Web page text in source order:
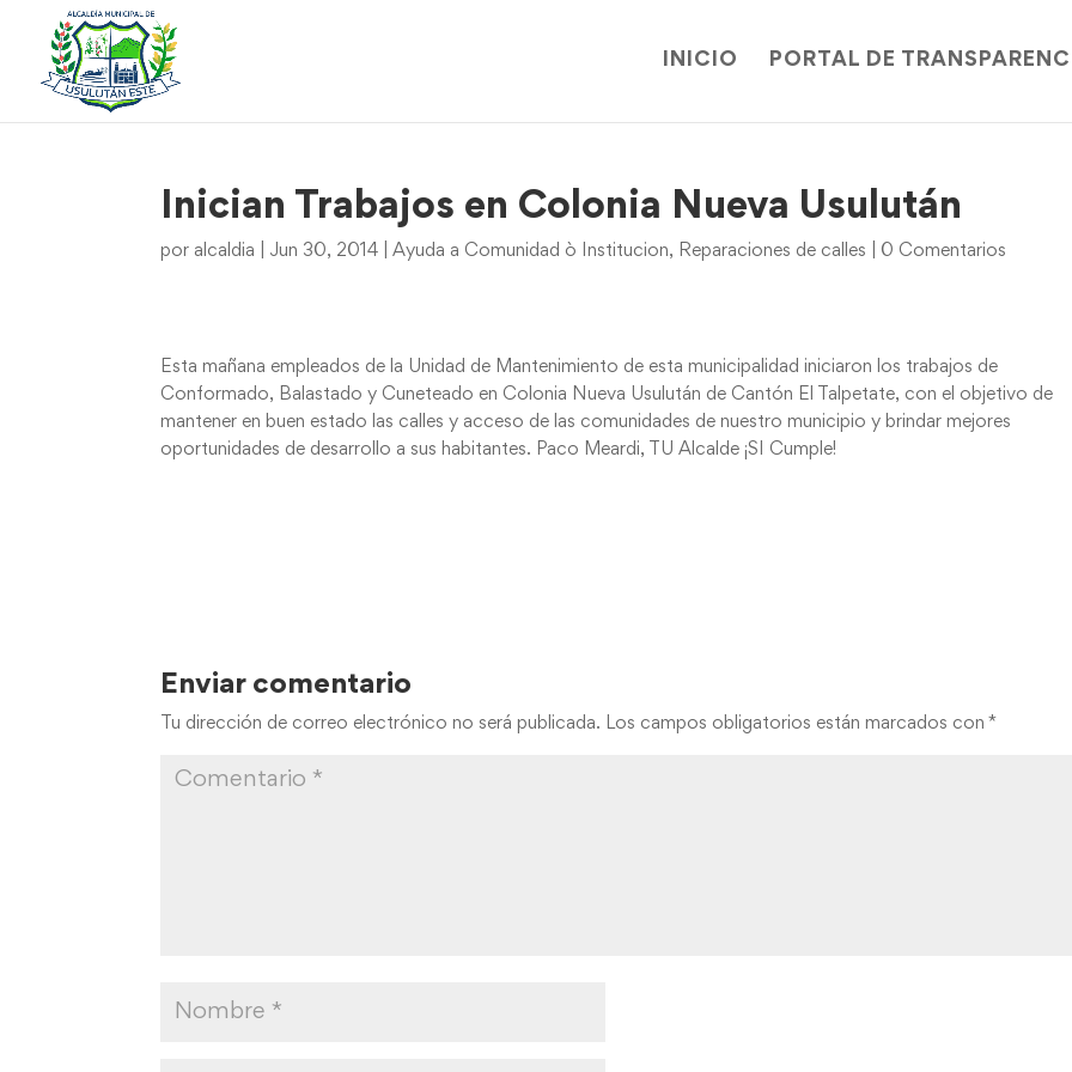
INICIO PORTAL DE
Inician Trabajos en Colonia Nueva Usulután
por alcaldia Jun 30, 2014 |Ayuda a Comunidad ò Institucion, Reparaciones de calles 0 Comentarios
Esta mañana empleados de la Unidad de Mantenimiento de esta municipalidad iniciaron los trabajos de
Conformado, Balastado y Cuneteado en Colonia Nueva Usulután de Cantón El Talpetate, con el objetivo de
mantener en buen estado las calles y acceso de las comunidades de nuestro municipio y brindar mejores
oportunidades de desarrollo a sus habitantes. Paco Meardi, TU Alcalde ¡SI Cumple!
Enviar comentario
Tu dirección de correo electrónico no será publicada. Los campos obligatorios están marcados con *